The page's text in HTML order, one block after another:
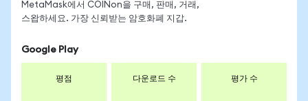
MetaMask에서 COINon을 구매, 판매, 거래,
스왑하세요. 가장 신뢰받는 암호화폐 지갑.
Google Play
평점 다운로드 수 평가 수